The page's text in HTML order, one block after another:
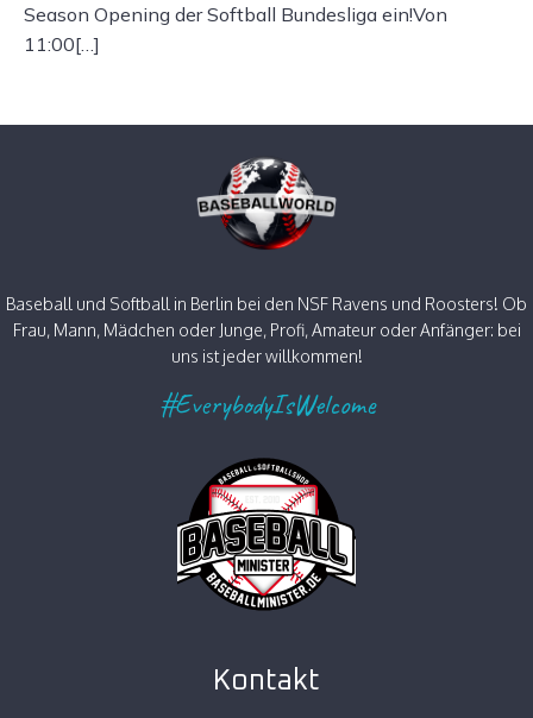
Season Opening der Softball Bundesliga ein!Von
11:00[…]
Baseball und Softball in Berlin bei den NSF Ravens und Roosters! Ob
Frau, Mann, Mädchen oder Junge, Profi, Amateur oder Anfänger: bei
uns ist jeder willkommen!
#EverybodyIsWelcome
Kontakt